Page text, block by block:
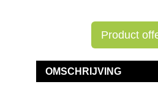
Product
OMSCHRIJVING